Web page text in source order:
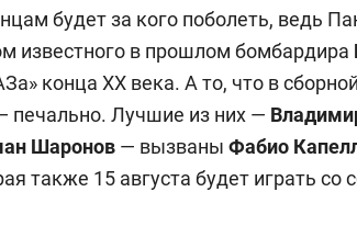
будет за кого поболеть, ведь
известного в прошлом бомбардира
конца XX века. А то, что в
печально. Лучшие из них —
Шаронов — вызваны Фабио
также 15 августа будет играть со